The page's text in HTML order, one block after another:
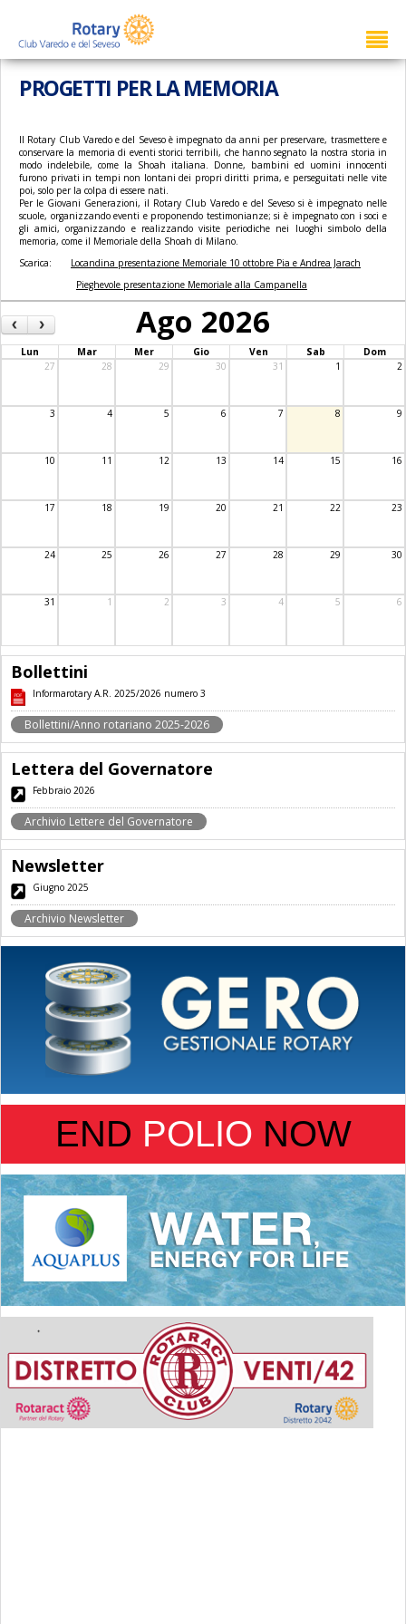
PROGETTI PER LA MEMORIA
Il Rotary Club Varedo e del Seveso è impegnato da anni per preservare, trasmettere e
conservare la memoria di eventi storici terribili, che hanno segnato la nostra storia in
modo indelebile, come la Shoah italiana. Donne, bambini ed uomini innocenti
furono privati in tempi non lontani dei propri diritti prima, e perseguitati nelle vite
poi, solo per la colpa di essere nati.
Per le Giovani Generazioni, il Rotary Club Varedo e del Seveso si è impegnato nelle
scuole, organizzando eventi e proponendo testimonianze; si è impegnato con i soci e
gli amici, organizzando e realizzando visite periodiche nei luoghi simbolo della
memoria, come il Memoriale della Shoah di Milano.
Scarica: Locandina presentazione Memoriale 10 ottobre Pia e Andrea Jarach
Pieghevole presentazione Memoriale alla Campanella
‹ › Ago 2026
Lun Mar Mer Gio Ven Sab
Dom
27
28 29 30 31 1 2
3 4 5 6 7 8 9
10 11 12 13 14 15 16
17 18 19 20 21 22 23
24 25 26 27 28 29 30
31 1 2 3 4 5 6
Bollettini
Informarotary A.R. 2025/2026 numero 3
Bollettini/Anno rotariano 2025-2026
Lettera del Governatore
Febbraio 2026
Archivio Lettere del Governatore
Newsletter
Giugno 2025
Archivio Newsletter
END POLIO NOW